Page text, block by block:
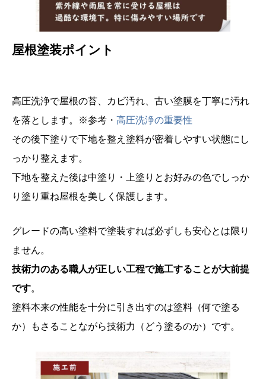
屋根塗装ポイント
高圧洗浄で屋根の苔、カビ汚れ、古い塗膜を丁寧に汚れ
を落とします。※参考・ 高圧洗浄の重要性
その後下塗りで下地を整え塗料が密着しやすい状態にし
っかり整えます。
下地を整えた後は中塗り・上塗りとお好みの色でしっか
り塗り重ね屋根を美しく保護します。
グレードの高い塗料で塗装すれば必ずしも安心とは限り
ません。
技術力のある職人が正しい工程で施工することが大前提
です。
塗料本来の性能を十分に引き出すのは塗料（何で塗る
か）もさることながら技術力（どう塗るのか）です。